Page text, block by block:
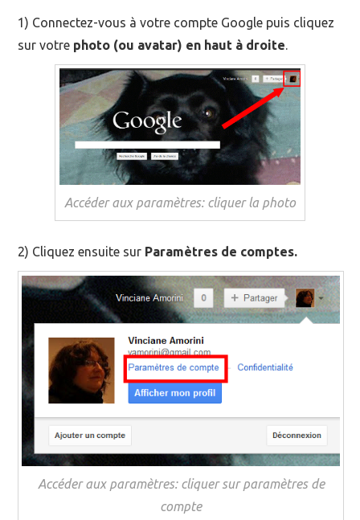
1) Connectez-vous à votre compte Google puis cliquez
sur votre photo (ou avatar) en haut à droite.
Accéder aux paramètres: cliquer la photo
2) Cliquez ensuite sur Paramètres de comptes.
Accéder aux paramètres: cliquer sur paramètres de
compte